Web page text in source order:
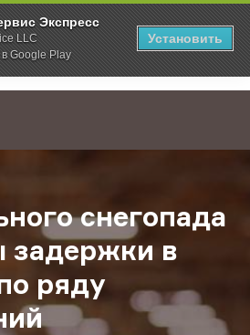
Экспресс
LLC
Google Play
Установить
Новости Из-за сильного снегопада
снегопада
задержки в
ряду